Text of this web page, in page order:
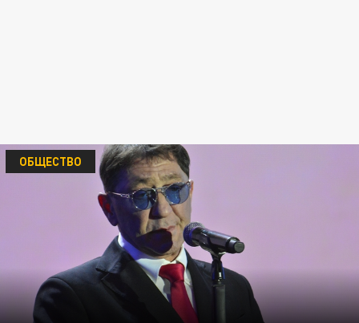
ОБЩЕСТВО